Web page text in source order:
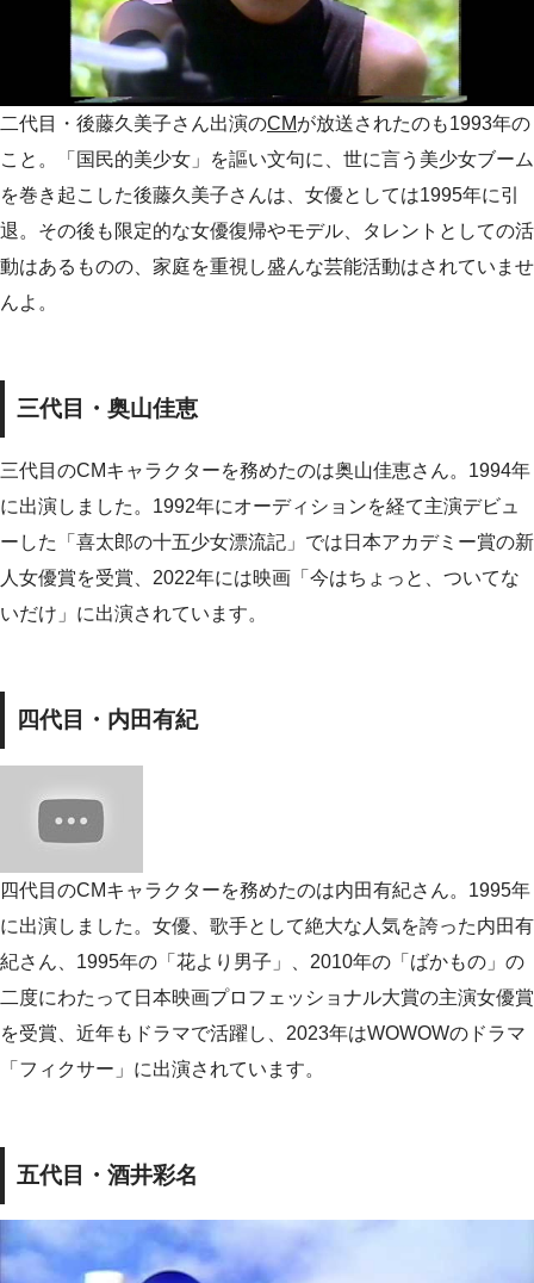
二代目・後藤久美子さん出演のCMが放送されたのも1993年の
こと。「国民的美少女」を謳い文句に、世に言う美少女ブーム
を巻き起こした後藤久美子さんは、女優としては1995年に引
退。その後も限定的な女優復帰やモデル、タレントとしての活
動はあるものの、家庭を重視し盛んな芸能活動はされていませ
んよ。
三代目・奥山佳恵
三代目のCMキャラクターを務めたのは奥山佳恵さん。1994年
に出演しました。1992年にオーディションを経て主演デビュ
ーした「喜太郎の十五少女漂流記」では日本アカデミー賞の新
人女優賞を受賞、2022年には映画「今はちょっと、ついてな
いだけ」に出演されています。
四代目・内田有紀
四代目のCMキャラクターを務めたのは内田有紀さん。1995年
に出演しました。女優、歌手として絶大な人気を誇った内田有
紀さん、1995年の「花より男子」、2010年の「ばかもの」の
二度にわたって日本映画プロフェッショナル大賞の主演女優賞
を受賞、近年もドラマで活躍し、2023年はWOWOWのドラマ
「フィクサー」に出演されています。
五代目・酒井彩名